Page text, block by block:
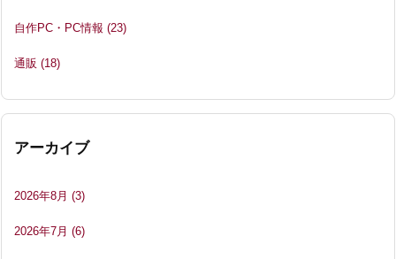
自作PC・PC情報 (23)
通販 (18)
アーカイブ
2026年8月 (3)
2026年7月 (6)